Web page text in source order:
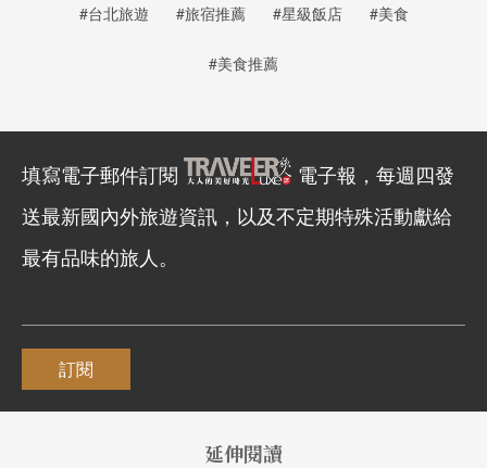
#台北旅遊 #旅宿推薦 #星級飯店 #美食
#美食推薦
填寫電子郵件訂閱
電子報，每週四發
送最新國內外旅遊資訊，以及不定期特殊活動獻給
最有品味的旅人。
訂閱
延伸閱讀